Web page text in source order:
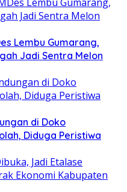
Lembu Gumarang,
Jadi Sentra Melon
di Doko
Diduga Peristiwa